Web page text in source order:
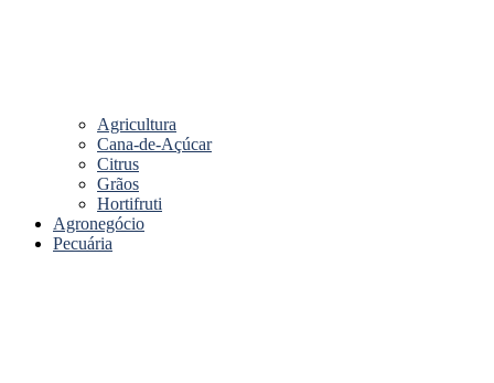
Agricultura
Cana-de-Açúcar
Citrus
Grãos
Hortifruti
Agronegócio
Pecuária